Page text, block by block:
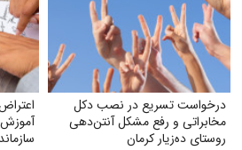
درخواست تسریع در نصب دکل
مخابراتی و رفع مشکل آنتن‌دهی
روستای ده‌زیار کرمان